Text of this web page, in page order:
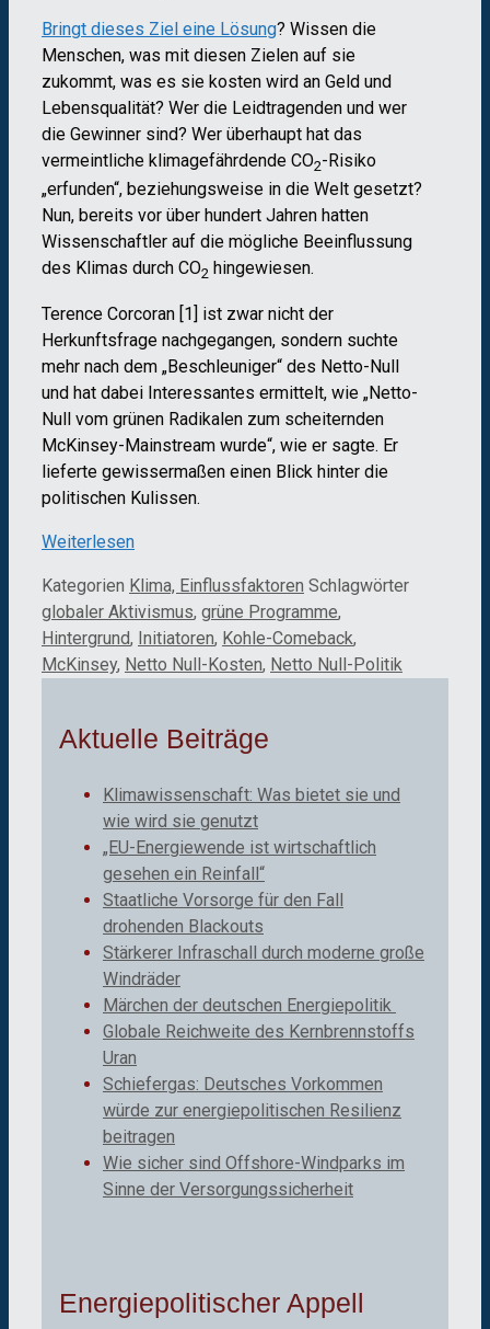
Bringt dieses Ziel eine Lösung? Wissen die
Menschen, was mit diesen Zielen auf sie
zukommt, was es sie kosten wird an Geld und
Lebensqualität? Wer die Leidtragenden und wer
die Gewinner sind? Wer überhaupt hat das
vermeintliche klimagefährdende CO2-Risiko
„erfunden“, beziehungsweise in die Welt gesetzt?
Nun, bereits vor über hundert Jahren hatten
Wissenschaftler auf die mögliche Beeinflussung
des Klimas durch CO2 hingewiesen.
Terence Corcoran [1] ist zwar nicht der
Herkunftsfrage nachgegangen, sondern suchte
mehr nach dem „Beschleuniger“ des Netto-Null
und hat dabei Interessantes ermittelt, wie „Netto-
Null vom grünen Radikalen zum scheiternden
McKinsey-Mainstream wurde“, wie er sagte. Er
lieferte gewissermaßen einen Blick hinter die
politischen Kulissen.
Weiterlesen
Kategorien Klima, Einflussfaktoren Schlagwörter
globaler Aktivismus, grüne Programme,
Hintergrund, Initiatoren, Kohle-Comeback,
McKinsey, Netto Null-Kosten, Netto Null-Politik
Aktuelle Beiträge
Klimawissenschaft: Was bietet sie und
wie wird sie genutzt
„EU-Energiewende ist wirtschaftlich
gesehen ein Reinfall“
Staatliche Vorsorge für den Fall
drohenden Blackouts
Stärkerer Infraschall durch moderne große
Windräder
Märchen der deutschen Energiepolitik
Globale Reichweite des Kernbrennstoffs
Uran
Schiefergas: Deutsches Vorkommen
würde zur energiepolitischen Resilienz
beitragen
Wie sicher sind Offshore-Windparks im
Sinne der Versorgungssicherheit
Energiepolitischer Appell